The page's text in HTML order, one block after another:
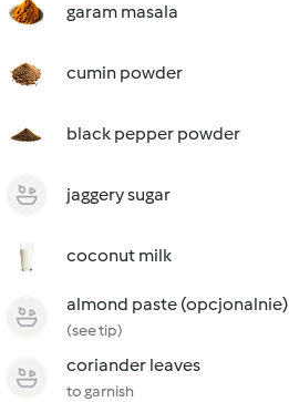
garam masala
cumin powder
black pepper powder
jaggery sugar
coconut milk
almond paste (opcjonalnie)
(see tip)
coriander leaves
to garnish